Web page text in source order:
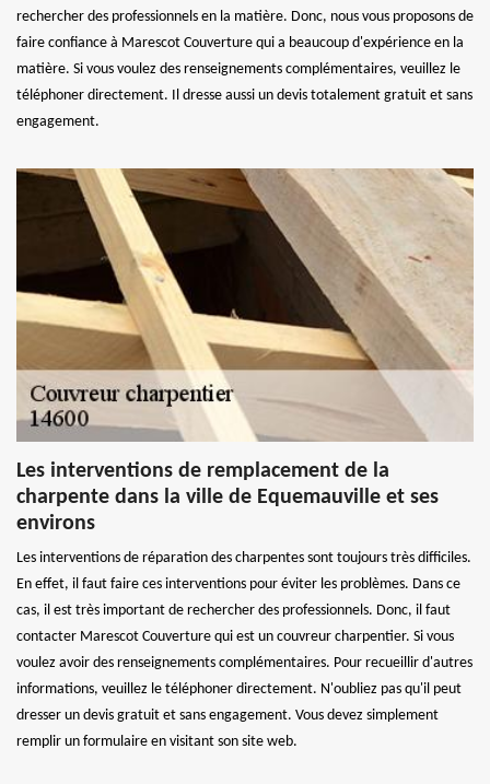
rechercher des professionnels en la matière. Donc, nous vous proposons de
faire confiance à Marescot Couverture qui a beaucoup d'expérience en la
matière. Si vous voulez des renseignements complémentaires, veuillez le
téléphoner directement. Il dresse aussi un devis totalement gratuit et sans
engagement.
Les interventions de remplacement de la
charpente dans la ville de Equemauville et ses
environs
Les interventions de réparation des charpentes sont toujours très difficiles.
En effet, il faut faire ces interventions pour éviter les problèmes. Dans ce
cas, il est très important de rechercher des professionnels. Donc, il faut
contacter Marescot Couverture qui est un couvreur charpentier. Si vous
voulez avoir des renseignements complémentaires. Pour recueillir d'autres
informations, veuillez le téléphoner directement. N'oubliez pas qu'il peut
dresser un devis gratuit et sans engagement. Vous devez simplement
remplir un formulaire en visitant son site web.